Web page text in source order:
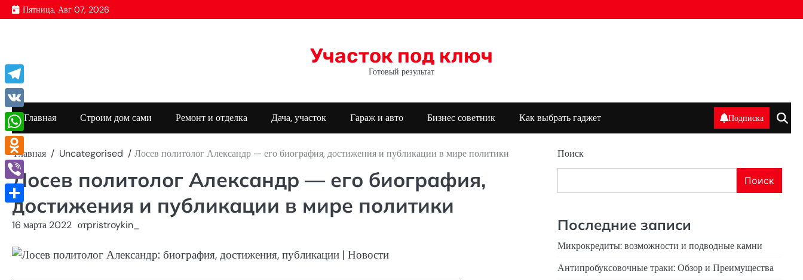
Перейти
к
Пятница, Авг 07, 2026
Участок под ключ
Готовый результат
Главная Строим дом сами Ремонт и отделка Дача, участок Гараж и авто Бизнес советник Как выбрать гаджет Подписка
Главная Uncategorised Лосев политолог Александр — его биография, достижения и публикации в мире политики
Лосев политолог Александр — его биография,
достижения и публикации в мире политики
16 марта 2022 отpristroykin_
Поиск
Поиск
Последние записи
Микрокредиты: возможности и подводные камни
Антипробуксовочные траки: Обзор и Преимущества
Telegram
VK
WhatsApp
Odnoklassniki
Viber
Отправить